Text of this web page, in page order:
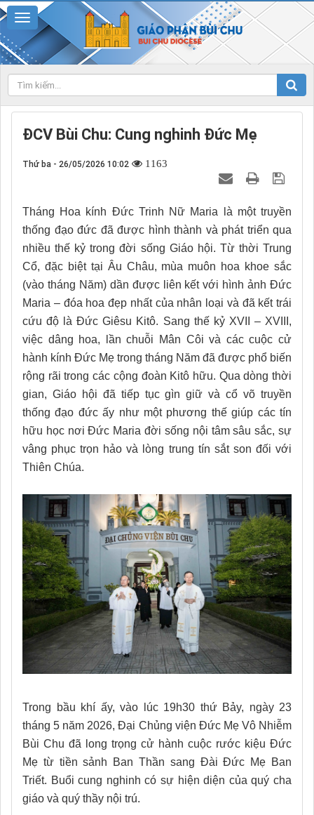
ĐCV Bùi Chu: Cung nghinh Đức Mẹ
Thứ ba - 26/05/2026 10:02 1163
Tháng Hoa kính Đức Trinh Nữ Maria là một truyền
thống đạo đức đã được hình thành và phát triển qua
nhiều thế kỷ trong đời sống Giáo hội. Từ thời Trung
Cổ, đặc biệt tại Âu Châu, mùa muôn hoa khoe sắc
(vào tháng Năm) dần được liên kết với hình ảnh Đức
Maria – đóa hoa đẹp nhất của nhân loại và đã kết trái
cứu độ là Đức Giêsu Kitô. Sang thế kỷ XVII – XVIII,
việc dâng hoa, lần chuỗi Mân Côi và các cuộc cử
hành kính Đức Mẹ trong tháng Năm đã được phổ biến
rộng rãi trong các cộng đoàn Kitô hữu. Qua dòng thời
gian, Giáo hội đã tiếp tục gìn giữ và cổ võ truyền
thống đạo đức ấy như một phương thế giúp các tín
hữu học nơi Đức Maria đời sống nội tâm sâu sắc, sự
vâng phục trọn hảo và lòng trung tín sắt son đối với
Thiên Chúa.
Trong bầu khí ấy, vào lúc 19h30 thứ Bảy, ngày 23
tháng 5 năm 2026, Đại Chủng viện Đức Mẹ Vô Nhiễm
Bùi Chu đã long trọng cử hành cuộc rước kiệu Đức
Mẹ từ tiền sảnh Ban Thần sang Đài Đức Mẹ Ban
Triết. Buổi cung nghinh có sự hiện diện của quý cha
giáo và quý thầy nội trú.